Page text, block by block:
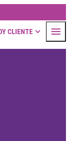
CLIENTE